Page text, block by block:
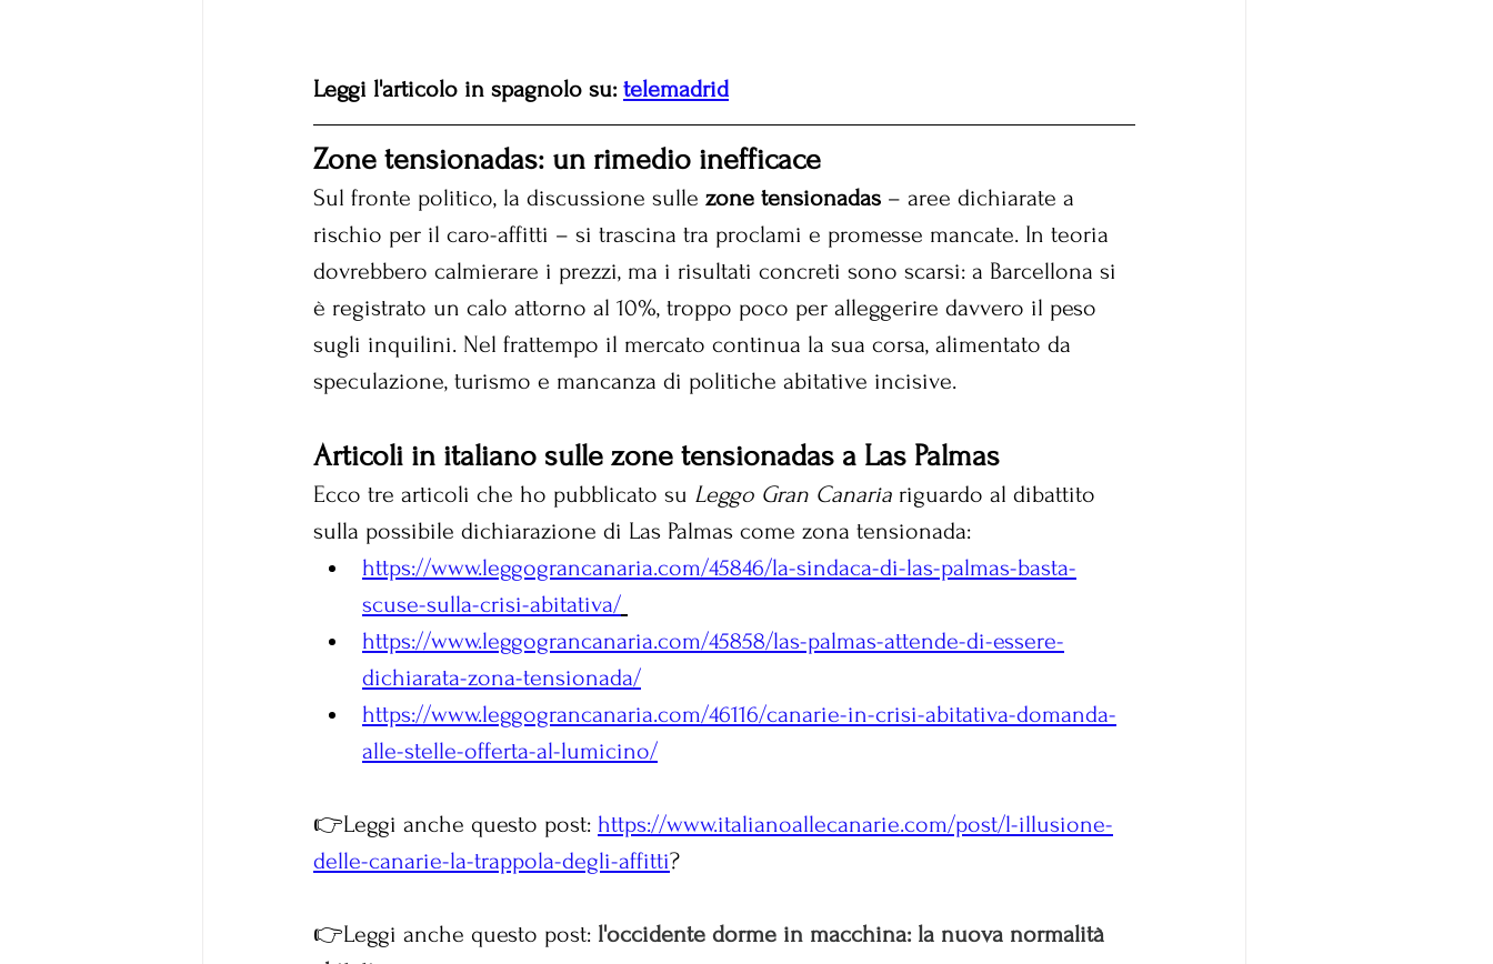
Leggi l'articolo in spagnolo su: telemadrid
Zone tensionadas: un rimedio inefficace
Sul fronte politico, la discussione sulle zone tensionadas – aree dichiarate a
rischio per il caro-affitti – si trascina tra proclami e promesse mancate. In teoria
dovrebbero calmierare i prezzi, ma i risultati concreti sono scarsi: a Barcellona si
è registrato un calo attorno al 10%, troppo poco per alleggerire davvero il peso
sugli inquilini. Nel frattempo il mercato continua la sua corsa, alimentato da
speculazione, turismo e mancanza di politiche abitative incisive.
Articoli in italiano sulle zone tensionadas a Las Palmas
Ecco tre articoli che ho pubblicato su Leggo Gran Canaria riguardo al dibattito
sulla possibile dichiarazione di Las Palmas come zona tensionada:
https://www.leggograncanaria.com/45846/la-sindaca-di-las-palmas-basta-
scuse-sulla-crisi-abitativa/
https://www.leggograncanaria.com/45858/las-palmas-attende-di-essere-
dichiarata-zona-tensionada/
https://www.leggograncanaria.com/46116/canarie-in-crisi-abitativa-domanda-
alle-stelle-offerta-al-lumicino/
👉Leggi anche questo post: https://www.italianoallecanarie.com/post/l-illusione-
delle-canarie-la-trappola-degli-affitti?
👉Leggi anche questo post: l'occidente dorme in macchina: la nuova normalità